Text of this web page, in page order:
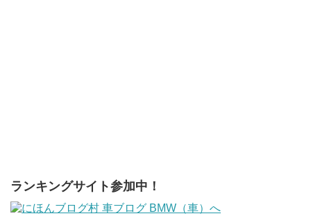
ランキングサイト参加中！